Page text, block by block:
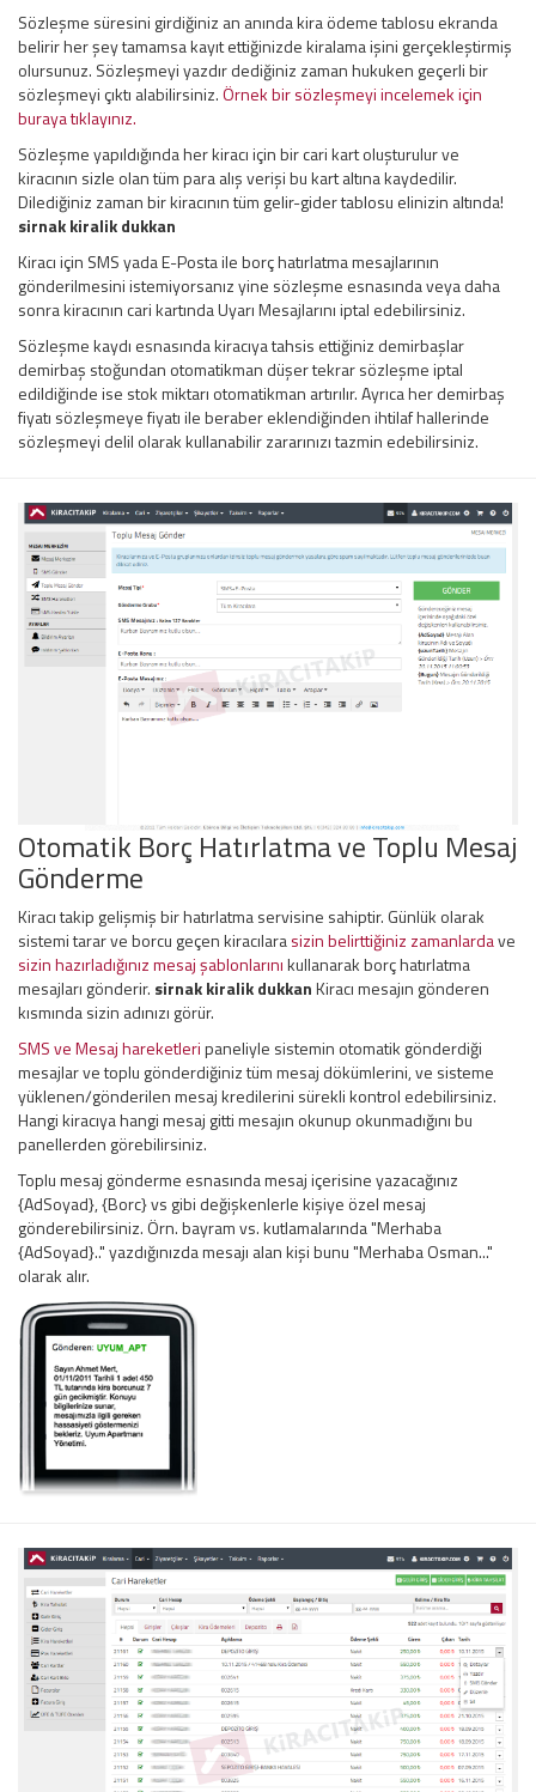
Sözleşme süresini girdiğiniz an anında kira ödeme tablosu ekranda
belirir her şey tamamsa kayıt ettiğinizde kiralama işini gerçekleştirmiş
olursunuz. Sözleşmeyi yazdır dediğiniz zaman hukuken geçerli bir
sözleşmeyi çıktı alabilirsiniz.Örnek bir sözleşmeyi incelemek için
buraya tıklayınız.
Sözleşme yapıldığında her kiracı için bir cari kart oluşturulur ve
kiracının sizle olan tüm para alış verişi bu kart altına kaydedilir.
Dilediğiniz zaman bir kiracının tüm gelir-gider tablosu elinizin altında!
sirnak kiralik dukkan
Kiracı için SMS yada E-Posta ile borç hatırlatma mesajlarının
gönderilmesini istemiyorsanız yine sözleşme esnasında veya daha
sonra kiracının cari kartında Uyarı Mesajlarını iptal edebilirsiniz.
Sözleşme kaydı esnasında kiracıya tahsis ettiğiniz demirbaşlar
demirbaş stoğundan otomatikman düşer tekrar sözleşme iptal
edildiğinde ise stok miktarı otomatikman artırılır. Ayrıca her demirbaş
fiyatı sözleşmeye fiyatı ile beraber eklendiğinden ihtilaf hallerinde
sözleşmeyi delil olarak kullanabilir zararınızı tazmin edebilirsiniz.
Otomatik Borç Hatırlatma ve Toplu Mesaj
Gönderme
Kiracı takip gelişmiş bir hatırlatma servisine sahiptir. Günlük olarak
sistemi tarar ve borcu geçen kiracılarasizin belirttiğiniz zamanlardave
sizin hazırladığınız mesaj şablonlarınıkullanarak borç hatırlatma
mesajları gönderir. sirnak kiralik dukkanKiracı mesajın gönderen
kısmında sizin adınızı görür.
SMS ve Mesaj hareketleripaneliyle sistemin otomatik gönderdiği
mesajlar ve toplu gönderdiğiniz tüm mesaj dökümlerini, ve sisteme
yüklenen/gönderilen mesaj kredilerini sürekli kontrol edebilirsiniz.
Hangi kiracıya hangi mesaj gitti mesajın okunup okunmadığını bu
panellerden görebilirsiniz.
Toplu mesaj gönderme esnasında mesaj içerisine yazacağınız
{AdSoyad}, {Borc} vs gibi değişkenlerle kişiye özel mesaj
gönderebilirsiniz. Örn. bayram vs. kutlamalarında "Merhaba
{AdSoyad}.." yazdığınızda mesajı alan kişi bunu "Merhaba Osman..."
olarak alır.